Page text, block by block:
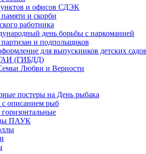
и Труда
города
работника
и офисов СДЭК
и скорби
работника
день борьбы с наркоманией
и подпольщиков
для выпускников детских
(ГИБДД)
Любви и Верности
постеры на День рыбака
описанием рыб
ПАУК